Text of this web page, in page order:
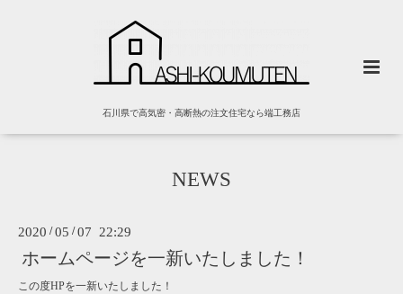
石川県で高気密・高断熱の注文住宅なら端工務店
NEWS
2020 /05 /07 22:29
ホームページを一新いたしました！
この度HPを一新いたしました！